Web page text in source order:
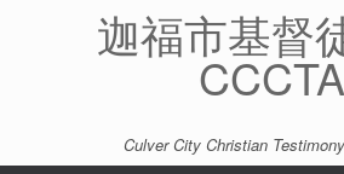
迦福市基督
CCCTA
Culver City Christian